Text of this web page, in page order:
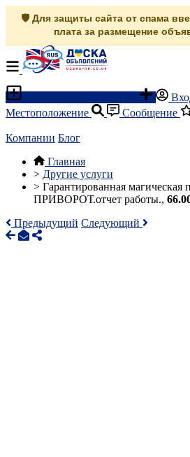
🛡️ Для защиты сайта от спама
плата за размещение
Местоположение
Сообщение
Компании Блог
Главная
> Другие услуги
> Гарантированная
ПРИВОРОТ.отчет работы.,
Предыдущий Следующий